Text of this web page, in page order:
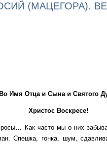
(МАЦЕГОРА).
Во Имя Отца и Сына и Святого
Христос Воскресе!
Как часто мы о них
Спешка, гонка, шум,